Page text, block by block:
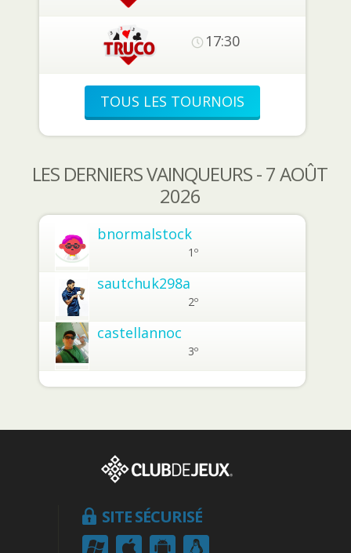
17:30
TOUS LES TOURNOIS
LES DERNIERS VAINQUEURS - 7 AOÛT
2026
bnormalstock
1º
sautchuk298a
2º
castellannoc
3º
SITE SÉCURISÉ